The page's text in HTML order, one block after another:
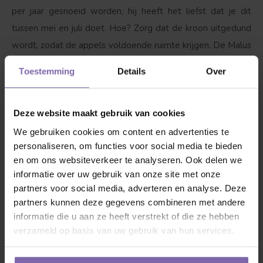
Toestemming Details Over
Deze website maakt gebruik van cookies
We gebruiken cookies om content en advertenties te
personaliseren, om functies voor social media te bieden
en om ons websiteverkeer te analyseren. Ook delen we
informatie over uw gebruik van onze site met onze
partners voor social media, adverteren en analyse. Deze
partners kunnen deze gegevens combineren met andere
informatie die u aan ze heeft verstrekt of die ze hebben
verzameld op basis van uw gebruik van hun services.
per jaar gesnoeid worden, hij heeft het liefst dat je dit
tussen mei en juli doet. Hoe? Zorg dat de kroon uitgedund
wordt, zodat de appels voldoende ruimte krijgen. De Malus
meer vruchten.
3. Dorst?Ja, zeker als hij net is geplant is het van belang
dat de appelboom water krijgt, maar wel pas zodra onze
vriend bladeren begint te krijgen. Met 1 tot 2 emmers
water per week wordt hij blij, als het boven de 25 graden
wordt drinkt hij graag tussen de 3-4 emmers water per
week. Boven 35 graden elke dag minimaal 1 emmer water
in de avond en als het mogelijk is over de bladeren
sproeien. Let op; appelbomen houden niet van natte
voeten!